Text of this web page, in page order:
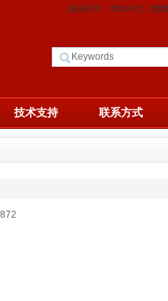
选择语言： 简体中文 | 繁
技术支持 联系方式
872